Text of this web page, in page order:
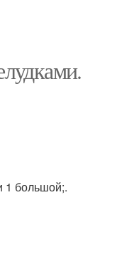
1 большой;.